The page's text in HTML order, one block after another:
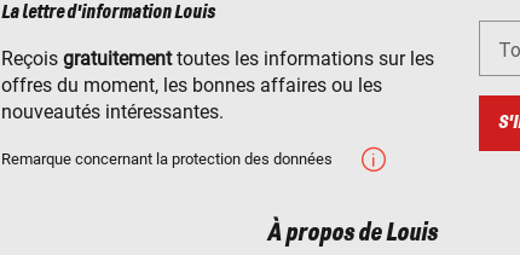
La lettre d'information Louis
Reçois gratuitementtoutes les informations sur les
offres du moment, les bonnes affaires ou les
nouveautés intéressantes.
Remarque concernant la protection des données
À propos de Louis